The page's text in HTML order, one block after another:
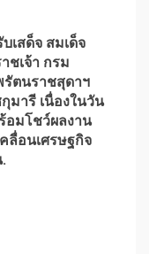
เสด็จ สมเด็จ
ชเจ้า กรม
รัตนราชสุดาฯ
มารี เนื่องในวัน
อมโชว์ผลงาน
ลื่อนเศรษฐกิจ